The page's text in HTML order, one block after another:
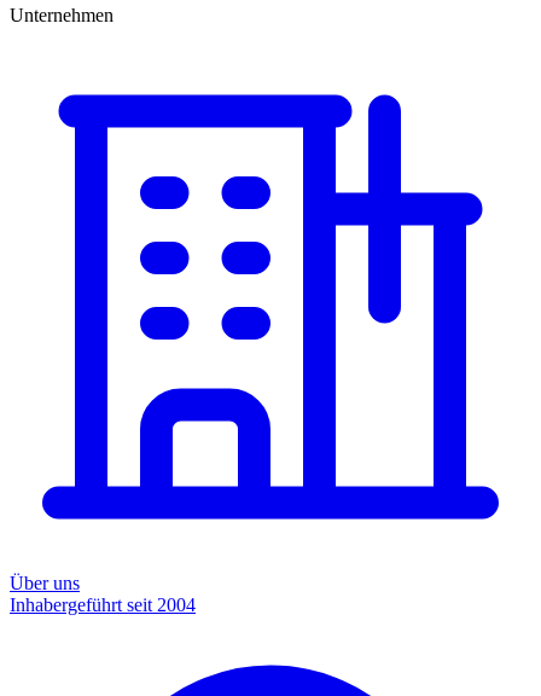
Unternehmen
Über uns
Inhabergeführt seit 2004